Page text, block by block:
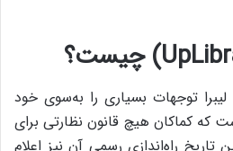
توجهات بسیاری را به‌سوی خود
که کماکان هیچ قانون نظارتی برای
راه‌اندازی رسمی آن نیز اعلام‌